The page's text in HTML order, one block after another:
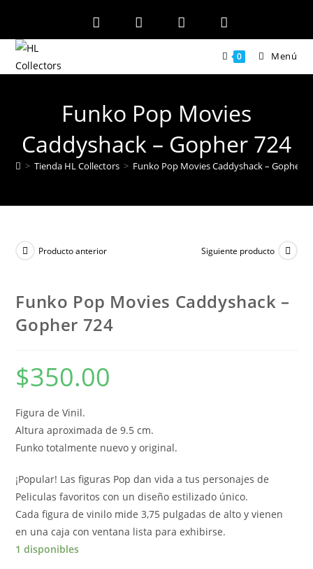
contenido
0 Menú
Funko Pop Movies
Caddyshack – Gopher 724
> Tienda HL Collectors > Funko Pop Movies Caddyshack – Gopher
Producto anterior Siguiente producto
Funko Pop Movies Caddyshack –
Gopher 724
$350.00
Figura de Vinil.
Altura aproximada de 9.5 cm.
Funko totalmente nuevo y original.
¡Popular! Las figuras Pop dan vida a tus personajes de
Peliculas favoritos con un diseño estilizado único.
Cada figura de vinilo mide 3,75 pulgadas de alto y vienen
en una caja con ventana lista para exhibirse.
1 disponibles